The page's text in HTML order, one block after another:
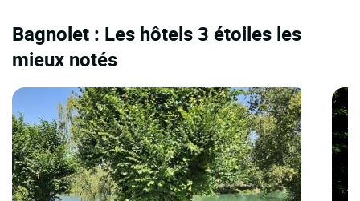
Bagnolet : Les hôtels 3 étoiles les
mieux notés